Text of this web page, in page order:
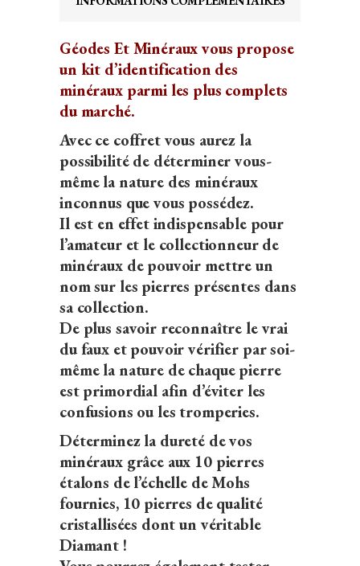
Géodes Et Minéraux vous propose
un kit d’identification des
minéraux parmi les plus complets
du marché.
Avec ce coffret vous aurez la
possibilité de déterminer vous-
même la nature des minéraux
inconnus que vous possédez.
Il est en effet indispensable pour
l’amateur et le collectionneur de
minéraux de pouvoir mettre un
nom sur les pierres présentes dans
sa collection.
De plus savoir reconnaître le vrai
du faux et pouvoir vérifier par soi-
même la nature de chaque pierre
est primordial afin d’éviter les
confusions ou les tromperies.
Déterminez la dureté de vos
minéraux grâce aux 10 pierres
étalons de l’échelle de Mohs
fournies, 10 pierres de qualité
cristallisées dont un véritable
Diamant !